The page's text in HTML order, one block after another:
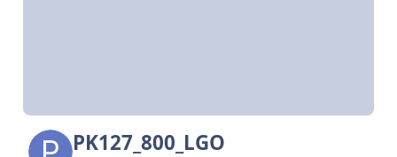
PK127_800_LGO